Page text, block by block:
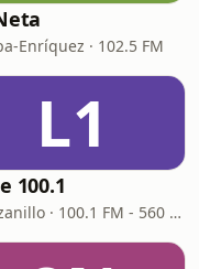
Enríquez · 102.5 FM
L1
100.1
Manzanillo · 100.1 FM - 560 AM